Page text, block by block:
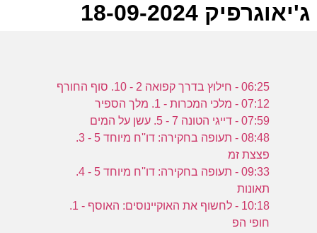
ג'יאוגרפיק 18-09-2024
06:25 - חילוץ בדרך קפואה 2 - 10. סוף החורף
07:12 - מלכי המכרות - 1. מלך הספיר
07:59 - דייגי הטונה 7 - 5. עשן על המים
08:48 - תעופה בחקירה: דו''ח מיוחד 5 - 3.
פצצת זמ
09:33 - תעופה בחקירה: דו''ח מיוחד 5 - 4.
תאונות
10:18 - לחשוף את האוקיינוסים: האוסף - 1.
חופי הפ